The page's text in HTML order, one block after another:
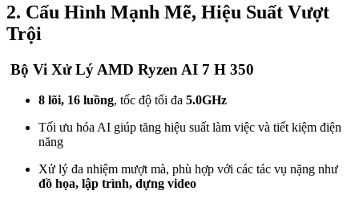
2. Cấu Hình Mạnh Mẽ, Hiệu Suất Vượt
Trội
Bộ Vi Xử Lý AMD Ryzen AI 7 H 350
8 lõi, 16 luồng, tốc độ tối đa 5.0GHz
Tối ưu hóa AI giúp tăng hiệu suất làm việc và tiết kiệm điện
năng
Xử lý đa nhiệm mượt mà, phù hợp với các tác vụ nặng như
đồ họa, lập trình, dựng video